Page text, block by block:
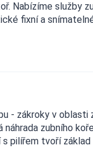
Nabízíme služby
fixní a
- zákroky v oblasti
zubního
pilířem tvoří základ